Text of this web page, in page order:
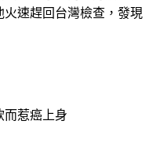
出血，原以為是痔瘡，但
速趕回台灣檢查，發現